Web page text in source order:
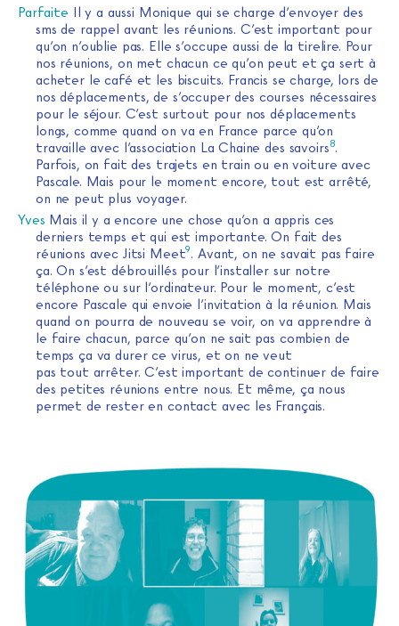
Parfaite Il y a aussi Monique qui se charge d’envoyer des
sms de rappel avant les réunions. C’est important pour
qu’on n’oublie pas. Elle s’occupe aussi de la tirelire. Pour
nos réunions, on met chacun ce qu’on peut et ça sert à
acheter le café et les biscuits. Francis se charge, lors de
nos déplacements, de s’occuper des courses nécessaires
pour le séjour. C’est surtout pour nos déplacements
longs, comme quand on va en France parce qu’on
travaille avec l’association La Chaine des savoirs8.
Parfois, on fait des trajets en train ou en voiture avec
Pascale. Mais pour le moment encore, tout est arrêté,
on ne peut plus voyager.
Yves Mais il y a encore une chose qu’on a appris ces
derniers temps et qui est importante. On fait des
réunions avec Jitsi Meet9. Avant, on ne savait pas faire
ça. On s’est débrouillés pour l’installer sur notre
téléphone ou sur l’ordinateur. Pour le moment, c’est
encore Pascale qui envoie l’invitation à la réunion. Mais
quand on pourra de nouveau se voir, on va apprendre à
le faire chacun, parce qu’on ne sait pas combien de
temps ça va durer ce virus, et on ne veut
pas tout arrêter. C’est important de continuer de faire
des petites réunions entre nous. Et même, ça nous
permet de rester en contact avec les Français.